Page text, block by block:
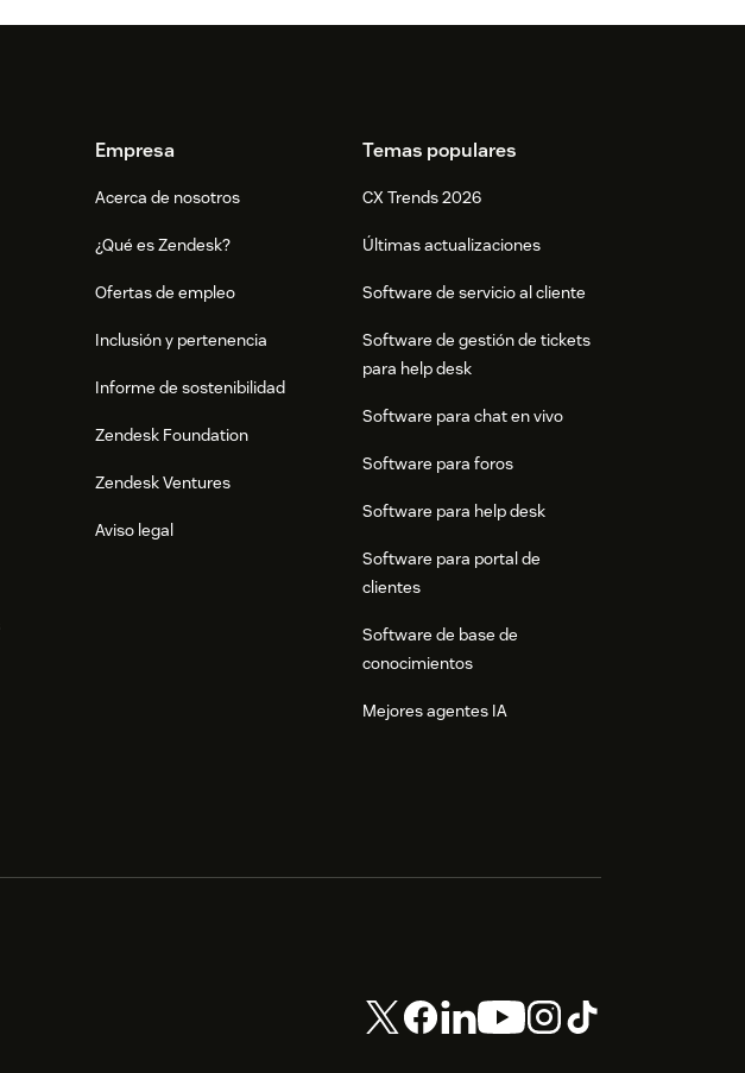
Empresa
Acerca de nosotros
¿Qué es Zendesk?
Ofertas de empleo
Inclusión y pertenencia
Informe de sostenibilidad
Zendesk Foundation
Zendesk Ventures
Aviso legal
Temas populares
CX Trends 2026
Últimas actualizaciones
Software de servicio al cliente
Software de gestión de tickets
para help desk
Software para chat en vivo
Software para foros
Software para help desk
Software para portal de
clientes
Software de base de
conocimientos
Mejores agentes IA